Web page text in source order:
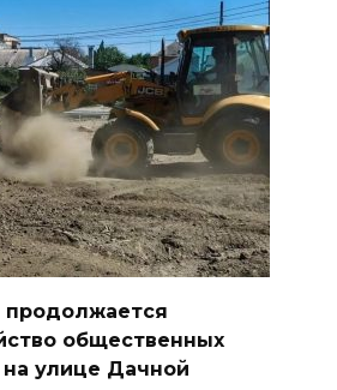
продолжается
общественных
улице Дачной